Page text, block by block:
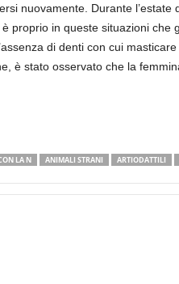
nuovamente. Durante
proprio in queste situazioni
di denti con cui
è stato osservato che la
LA N ANIMALI STRANI ARTIODATTILI